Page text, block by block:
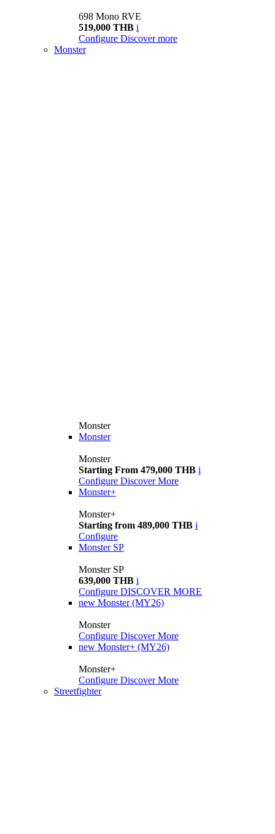
698 Mono RVE
519,000 THB i
Configure Discover more
Monster
Monster
Monster
Monster
Starting From 479,000 THB i
Configure Discover More
Monster+
Monster+
Starting from 489,000 THB i
Configure
Monster SP
Monster SP
639,000 THB i
Configure DISCOVER MORE
new Monster (MY26)
Monster
Configure Discover More
new Monster+ (MY26)
Monster+
Configure Discover More
Streetfighter